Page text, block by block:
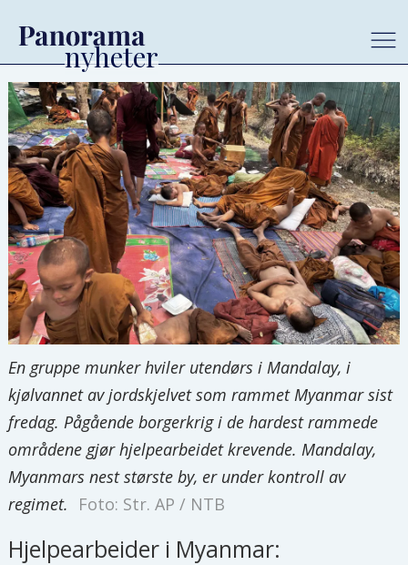
En gruppe munker hviler utendørs i Mandalay, i
kjølvannet av jordskjelvet som rammet Myanmar sist
fredag. Pågående borgerkrig i de hardest rammede
områdene gjør hjelpearbeidet krevende. Mandalay,
Myanmars nest største by, er under kontroll av
regimet.
Foto: Str. AP / NTB
Hjelpearbeider i Myanmar: